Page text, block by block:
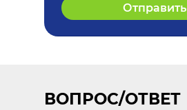
Отправить
ВОПРОС/ОТВЕТ